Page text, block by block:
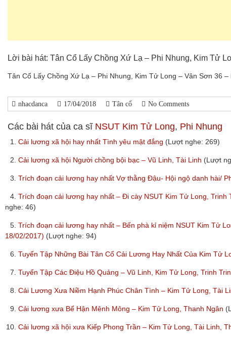
Lời bài hát: Tân Cổ Lấy Chồng Xứ Lạ – Phi Nhung, Kim Tử
Tân Cổ Lấy Chồng Xứ Lạ – Phi Nhung, Kim Tử Long – Vân Sơn 36
nhacdanca 17/04/2018 Tân cổ No Comments
Các bài hát của ca sĩ NSUT Kim Tử Long, Phi Nhung
1. Cải lương xã hội hay nhất Tình yêu mật đắng (Lượt nghe: 269)
2. Cải lương xã hội Người chồng bội bạc – Vũ Linh, Tài Linh (Lượt
3. Trích đoạn cải lương hay nhất Vợ thằng Đậu- Hội ngộ danh hài/
4. Trích đoạn cải lương hay nhất – Đi cày NSUT Kim Tử Long,
nghe: 46)
5. Trích đoạn cải lương hay nhất – Bến phà kỉ niệm NSUT Kim Tử
18/02/2017) (Lượt nghe: 94)
6. Tuyển Tập Những Bài Tân Cổ Cải Lương Hay Nhất Của Kim Tử
7. Tuyển Tập Các Điệu Hồ Quảng – Vũ Linh, Kim Tử Long, Trinh
8. Cải Lương Xưa Niềm Hạnh Phúc Chân Tình – Kim Tử Long, Tài
9. Cải lương xưa Bể Hận Mênh Mông – Kim Tử Long, Thanh Ngân
10. Cải lương xã hội xưa Kiếp Phong Trần – Kim Tử Long, Tài Linh,